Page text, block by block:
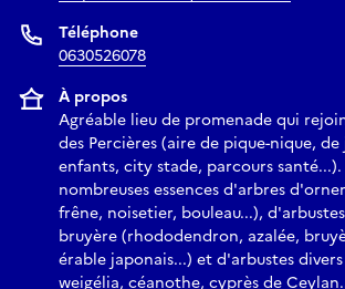
Téléphone
0630526078
À propos
Agréable lieu de promenade qui
des Percières (aire de pique-nique,
enfants, city stade, parcours
nombreuses essences d'arbres
frêne, noisetier, bouleau...),
bruyère (rhododendron, azalée,
érable japonais...) et d'arbustes
weigélia, céanothe, cyprès de